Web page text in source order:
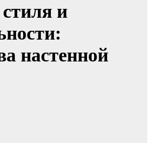
и
настенной